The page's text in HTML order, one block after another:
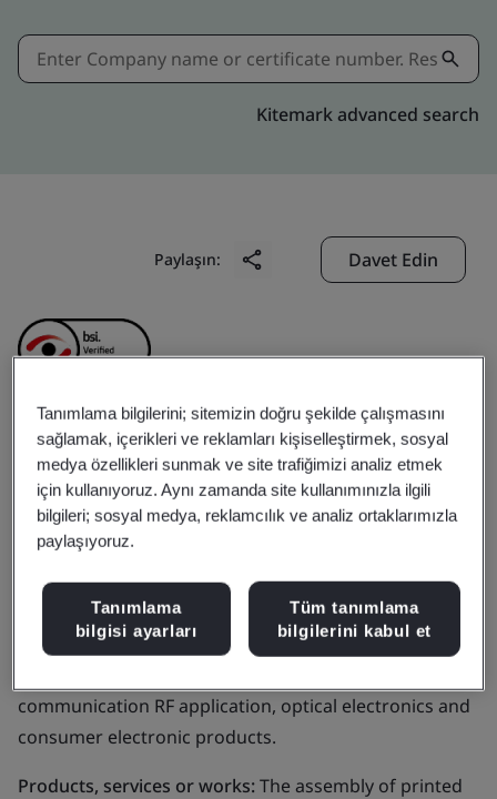
Kitemark advanced search
Paylaşın: Davet Edin
Kunshan Yuansong
Electronics Technology
Co., Ltd.
Business scope:The assembly of printed circuit boards
communication RF application, optical electronics and
consumer electronic products.
Products, services or works:The assembly of printed
Tanımlama bilgilerini; sitemizin doğru şekilde çalışmasını
sağlamak, içerikleri ve reklamları kişiselleştirmek, sosyal
medya özellikleri sunmak ve site trafiğimizi analiz etmek
için kullanıyoruz. Aynı zamanda site kullanımınızla ilgili
bilgileri; sosyal medya, reklamcılık ve analiz ortaklarımızla
paylaşıyoruz.
Tanımlama
bilgisi ayarları
Tüm tanımlama
bilgilerini kabul et